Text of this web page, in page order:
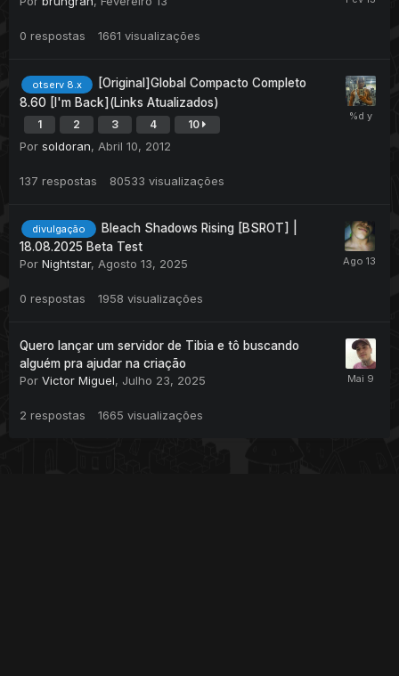
0 respostas 1661 visualizações
otserv 8.x
[Original]Global Compacto Completo
8.60 [I'm Back](Links Atualizados)
1 2 3 4 10
Por soldoran, Abril 10, 2012
137 respostas 80533 visualizações
divulgação
Bleach Shadows Rising [BSROT] |
18.08.2025 Beta Test
Por Nightstar, Agosto 13, 2025
0 respostas 1958 visualizações
Quero lançar um servidor de Tibia e tô buscando
alguém pra ajudar na criação
Por Victor Miguel, Julho 23, 2025
2 respostas 1665 visualizações